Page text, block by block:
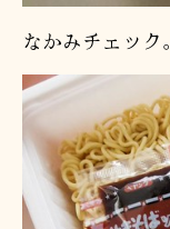
なかみチェック。